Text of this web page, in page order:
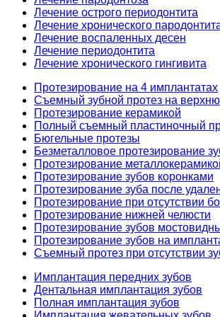
Лечение острого периодонтита
Лечение хронического
Лечение воспаленных десен
Лечение периодонтита
Лечение хронического гингивита
Протезирование на 4 имплантатах
Съемный зубной протез на
Протезирование керамикой
Полный съемный пластиночный
Бюгельные протезы
Безметалловое протезирование
Протезирование
Протезирование зубов коронками
Протезирование зуба после
Протезирование при отсутствии
Протезирование нижней челюсти
Протезирование зубов
Протезирование зубов на
Съемный протез при отсутствии
Имплантация передних зубов
Дентальная имплантация зубов
Полная имплантация зубов